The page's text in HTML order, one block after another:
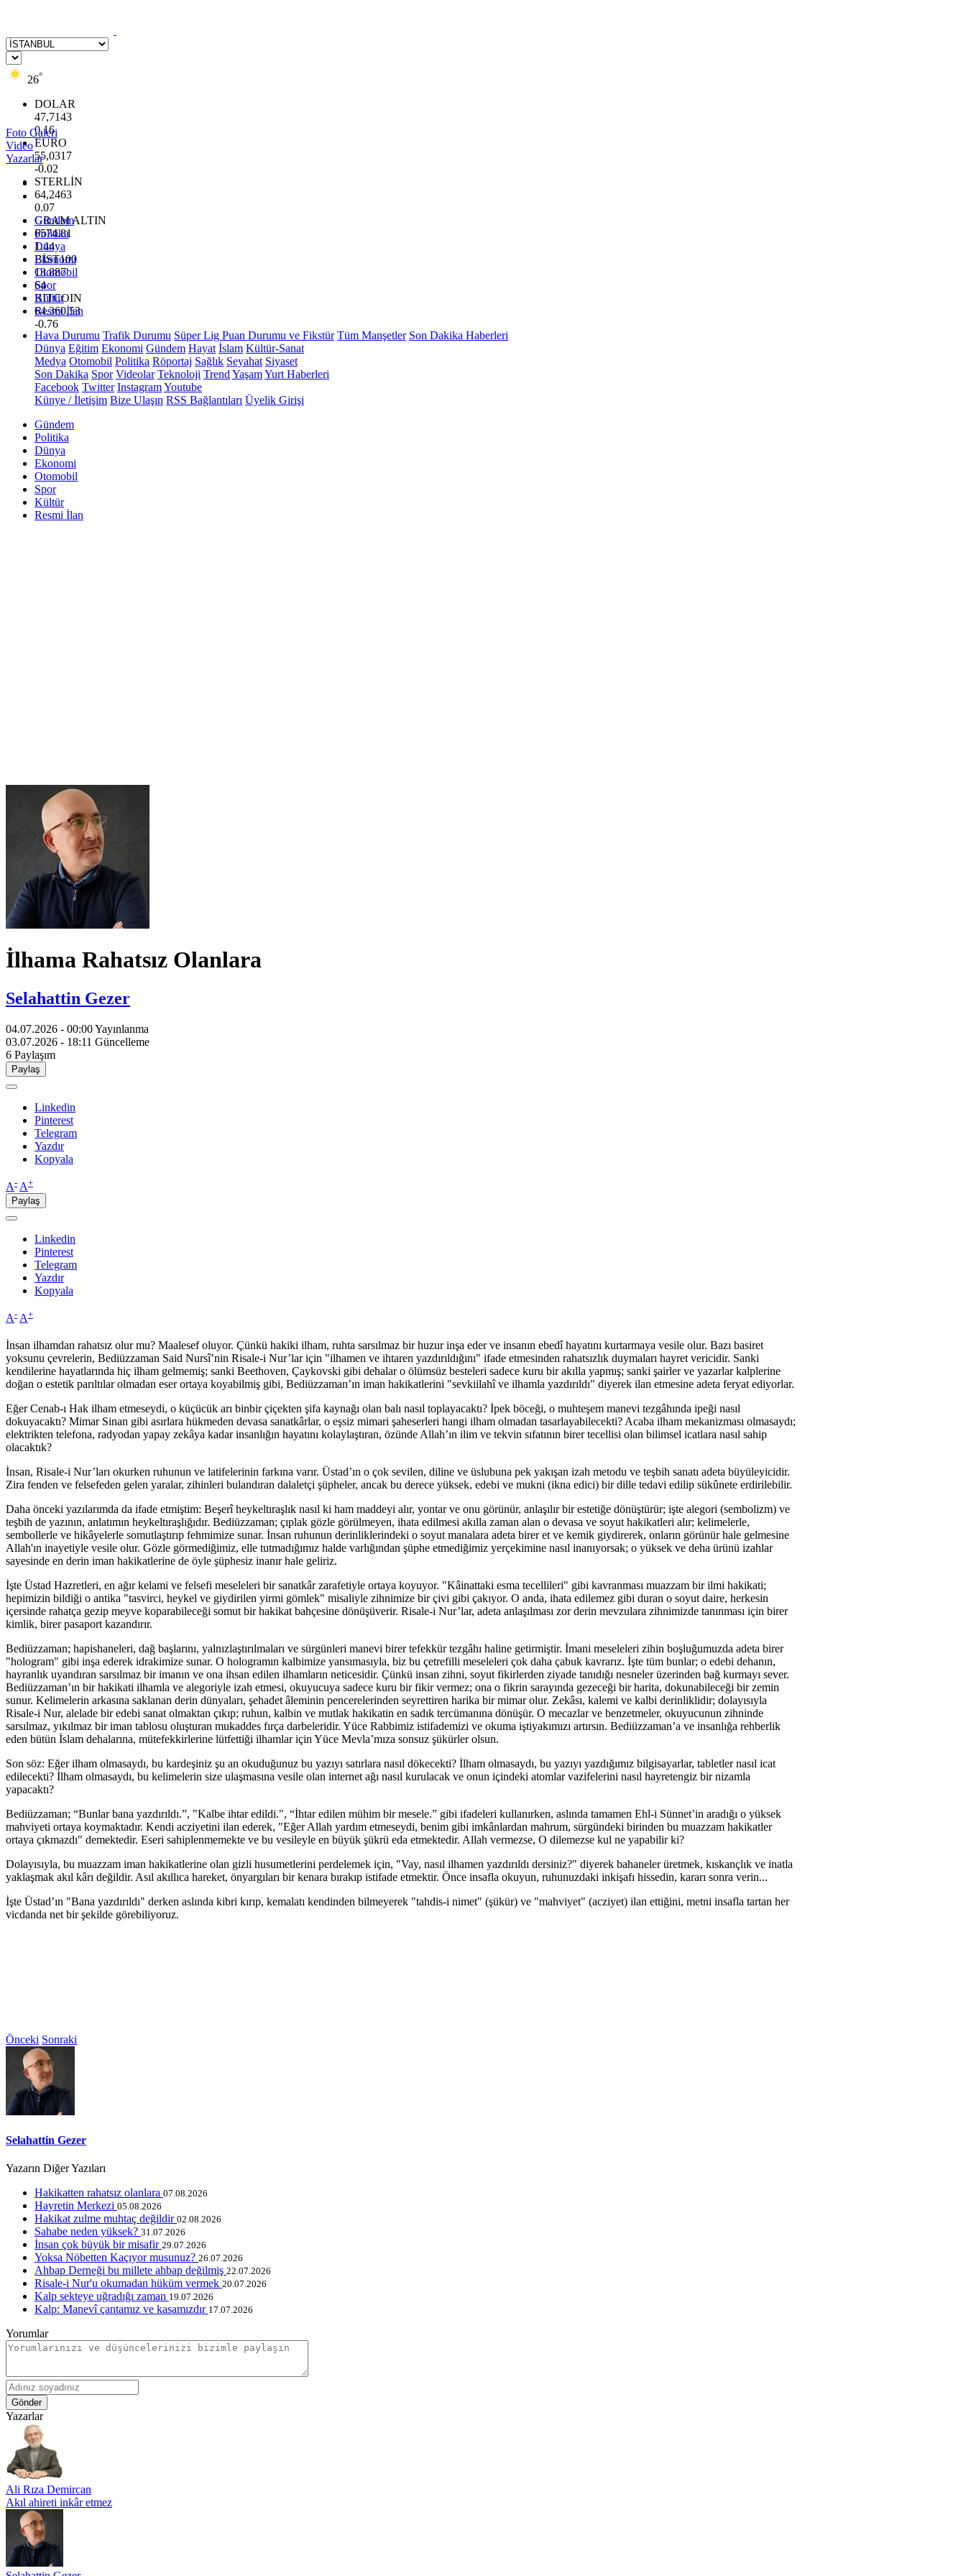
26°
DOLAR
47,7143
0.16
EURO
55,0317
-0.02
STERLİN
64,2463
0.07
GRAM ALTIN
6574.81
1.44
BİST100
13.887
64
BITCOIN
64.360,53
-0.76
Foto Galeri
Video
Yazarlar
Gündem
Politika
Dünya
Ekonomi
Otomobil
Spor
Kültür
Resmi İlan
Hava Durumu Trafik Durumu Süper Lig Puan Durumu ve Fikstür Tüm Manşetler Son Dakika Haberleri
Dünya Eğitim Ekonomi Gündem Hayat İslam Kültür-Sanat
Medya Otomobil Politika Röportaj Sağlık Seyahat Siyaset
Son Dakika Spor Videolar Teknoloji Trend YaşamYurt Haberleri
Facebook Twitter InstagramYoutube
Künye / İletişim Bize Ulaşın RSS Bağlantıları Üyelik Girişi
Gündem
Politika
Dünya
Ekonomi
Otomobil
Spor
Kültür
Resmi İlan
İlhama Rahatsız Olanlara
Selahattin Gezer
04.07.2026 - 00:00Yayınlanma
03.07.2026 - 18:11 Güncelleme
6 Paylaşım
Paylaş
Linkedin
Pinterest
Telegram
Yazdır
Kopyala
A- A+
Paylaş
Linkedin
Pinterest
Telegram
Yazdır
Kopyala
A- A+
İnsan ilhamdan rahatsız olur mu? Maalesef oluyor. Çünkü hakiki ilham, ruhta sarsılmaz bir huzur inşa eder ve insanın ebedî hayatını kurtarmaya vesile olur. Bazı basiret
yoksunu çevrelerin, Bediüzzaman Said Nursî’nin Risale-i Nur’lar için "ilhamen ve ihtaren yazdırıldığını" ifade etmesinden rahatsızlık duymaları hayret vericidir. Sanki
kendilerine hayatlarında hiç ilham gelmemiş; sanki Beethoven, Çaykovski gibi dehalar o ölümsüz besteleri sadece kuru bir akılla yapmış; sanki şairler ve yazarlar kalplerine
doğan o estetik parıltılar olmadan eser ortaya koyabilmiş gibi, Bediüzzaman’ın iman hakikatlerini "sevkiilahî ve ilhamla yazdırıldı" diyerek ilan etmesine adeta feryat ediyorlar.
Eğer Cenab-ı Hak ilham etmeseydi, o küçücük arı binbir çiçekten şifa kaynağı olan balı nasıl toplayacaktı? İpek böceği, o muhteşem manevi tezgâhında ipeği nasıl
dokuyacaktı? Mimar Sinan gibi asırlara hükmeden devasa sanatkârlar, o eşsiz mimari şaheserleri hangi ilham olmadan tasarlayabilecekti? Acaba ilham mekanizması olmasaydı;
elektrikten telefona, radyodan yapay zekâya kadar insanlığın hayatını kolaylaştıran, özünde Allah’ın ilim ve tekvin sıfatının birer tecellisi olan bilimsel icatlara nasıl sahip
olacaktık?
İnsan, Risale-i Nur’ları okurken ruhunun ve latifelerinin farkına varır. Üstad’ın o çok sevilen, diline ve üslubuna pek yakışan izah metodu ve teşbih sanatı adeta büyüleyicidir.
Zira fenden ve felsefeden gelen yaralar, zihinleri bulandıran dalaletçi şüpheler, ancak bu derece yüksek, edebi ve mukni (ikna edici) bir dille tedavi edilip sükûnete erdirilebilir.
Daha önceki yazılarımda da ifade etmiştim: Beşerî heykeltıraşlık nasıl ki ham maddeyi alır, yontar ve onu görünür, anlaşılır bir estetiğe dönüştürür; işte alegori (sembolizm) ve
teşbih de yazının, anlatımın heykeltıraşlığıdır. Bediüzzaman; çıplak gözle görülmeyen, ihata edilmesi akılla zaman alan o devasa ve soyut hakikatleri alır; kelimelerle,
sembollerle ve hikâyelerle somutlaştırıp fehmimize sunar. İnsan ruhunun derinliklerindeki o soyut manalara adeta birer et ve kemik giydirerek, onların görünür hale gelmesine
Allah'ın inayetiyle vesile olur. Gözle görmediğimiz, elle tutmadığımız halde varlığından şüphe etmediğimiz yerçekimine nasıl inanıyorsak; o yüksek ve deha ürünü izahlar
sayesinde en derin iman hakikatlerine de öyle şüphesiz inanır hale geliriz.
İşte Üstad Hazretleri, en ağır kelami ve felsefi meseleleri bir sanatkâr zarafetiyle ortaya koyuyor. "Kâinattaki esma tecellileri" gibi kavranması muazzam bir ilmi hakikati;
hepimizin bildiği o antika "tasvirci, heykel ve giydirilen yirmi gömlek" misaliyle zihnimize bir çivi gibi çakıyor. O anda, ihata edilemez gibi duran o soyut daire, herkesin
içersinde rahatça gezip meyve koparabileceği somut bir hakikat bahçesine dönüşüverir. Risale-i Nur’lar, adeta anlaşılması zor derin mevzulara zihnimizde tanınması için birer
kimlik, birer pasaport kazandırır.
Bediüzzaman; hapishaneleri, dağ başlarını, yalnızlaştırılmaları ve sürgünleri manevi birer tefekkür tezgâhı haline getirmiştir. İmani meseleleri zihin boşluğumuzda adeta birer
"hologram" gibi inşa ederek idrakimize sunar. O hologramın kalbimize yansımasıyla, biz bu çetrefilli meseleleri çok daha çabuk kavrarız. İşte tüm bunlar; o edebi dehanın,
hayranlık uyandıran sarsılmaz bir imanın ve ona ihsan edilen ilhamların neticesidir. Çünkü insan zihni, soyut fikirlerden ziyade tanıdığı nesneler üzerinden bağ kurmayı sever.
Bediüzzaman’ın bir hakikati ilhamla ve alegoriyle izah etmesi, okuyucuya sadece kuru bir fikir vermez; ona o fikrin sarayında gezeceği bir harita, dokunabileceği bir zemin
sunur. Kelimelerin arkasına saklanan derin dünyaları, şehadet âleminin pencerelerinden seyrettiren harika bir mimar olur. Zekâsı, kalemi ve kalbi derinliklidir; dolayısıyla
Risale-i Nur, alelade bir edebi sanat olmaktan çıkıp; ruhun, kalbin ve mutlak hakikatin en sadık tercümanına dönüşür. O mecazlar ve benzetmeler, okuyucunun zihninde
sarsılmaz, yıkılmaz bir iman tablosu oluşturan mukaddes fırça darbeleridir. Yüce Rabbimiz istifademizi ve okuma iştiyakımızı artırsın. Bediüzzaman’a ve insanlığa rehberlik
eden bütün İslam dehalarına, mütefekkirlerine lütfettiği ilhamlar için Yüce Mevla’mıza sonsuz şükürler olsun.
Son söz: Eğer ilham olmasaydı, bu kardeşiniz şu an okuduğunuz bu yazıyı satırlara nasıl dökecekti? İlham olmasaydı, bu yazıyı yazdığımız bilgisayarlar, tabletler nasıl icat
edilecekti? İlham olmasaydı, bu kelimelerin size ulaşmasına vesile olan internet ağı nasıl kurulacak ve onun içindeki atomlar vazifelerini nasıl hayretengiz bir nizamla
yapacaktı?
Bediüzzaman; “Bunlar bana yazdırıldı.”, "Kalbe ihtar edildi.", “İhtar edilen mühim bir mesele.” gibi ifadeleri kullanırken, aslında tamamen Ehl-i Sünnet’in aradığı o yüksek
mahviyeti ortaya koymaktadır. Kendi acziyetini ilan ederek, "Eğer Allah yardım etmeseydi, benim gibi imkânlardan mahrum, sürgündeki birinden bu muazzam hakikatler
ortaya çıkmazdı" demektedir. Eseri sahiplenmemekte ve bu vesileyle en büyük şükrü eda etmektedir. Allah vermezse, O dilemezse kul ne yapabilir ki?
Dolayısıyla, bu muazzam iman hakikatlerine olan gizli husumetlerini perdelemek için, "Vay, nasıl ilhamen yazdırıldı dersiniz?" diyerek bahaneler üretmek, kıskançlık ve inatla
yaklaşmak akıl kârı değildir. Asıl akıllıca hareket, önyargıları bir kenara bırakıp istifade etmektir. Önce insafla okuyun, ruhunuzdaki inkişafı hissedin, kararı sonra verin...
İşte Üstad’ın "Bana yazdırıldı" derken aslında kibri kırıp, kemalatı kendinden bilmeyerek "tahdis-i nimet" (şükür) ve "mahviyet" (acziyet) ilan ettiğini, metni insafla tartan her
vicdanda net bir şekilde görebiliyoruz.
Önceki Sonraki
Selahattin Gezer
Yazarın Diğer Yazıları
Hakikatten rahatsız olanlara 07.08.2026
Hayretin Merkezi 05.08.2026
Hakikat zulme muhtaç değildir 02.08.2026
Sahabe neden yüksek? 31.07.2026
İnsan çok büyük bir misafir 29.07.2026
Yoksa Nöbetten Kaçıyor musunuz? 26.07.2026
Ahbap Derneği bu millete ahbap değilmiş 22.07.2026
Risale-i Nur'u okumadan hüküm vermek 20.07.2026
Kalp sekteye uğradığı zaman 19.07.2026
Kalp: Manevî çantamız ve kasamızdır 17.07.2026
Yorumlar
Gönder
Yazarlar
Ali Rıza Demircan
Akıl ahireti inkâr etmez